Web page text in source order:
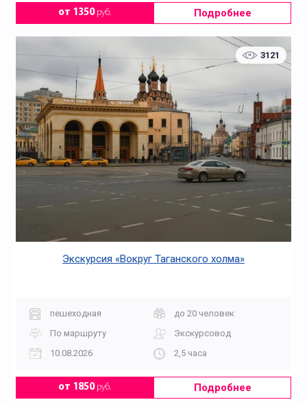
от 1350руб. Подробнее
3121
Экскурсия «Вокруг Таганского холма»
пешеходная
до 20 человек
По маршруту
Экскурсовод
10.08.2026
2,5 часа
от 1850руб. Подробнее